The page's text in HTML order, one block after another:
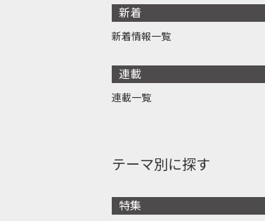
新着
新着情報一覧
連載
連載一覧
テーマ別に探す
特集